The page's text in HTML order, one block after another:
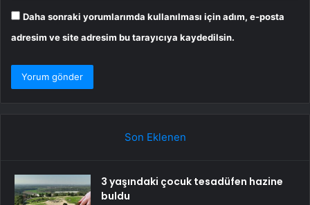
Daha sonraki yorumlarımda kullanılması için adım, e-posta
adresim ve site adresim bu tarayıcıya kaydedilsin.
Son Eklenen
3 yaşındaki çocuk tesadüfen hazine
buldu